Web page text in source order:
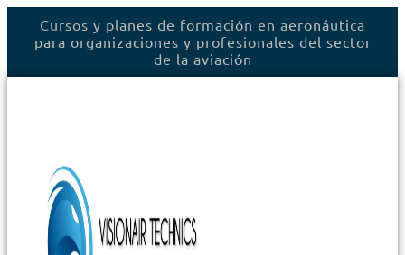
Cursos y planes de formación en aeronáutica
para organizaciones y profesionales del sector
de la aviación